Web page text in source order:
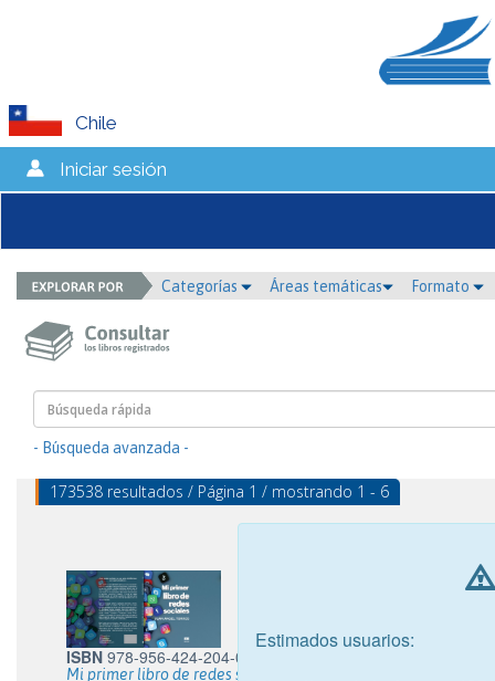
Chile
Iniciar sesión
Categorías Áreas temáticas Formato
- Búsqueda avanzada -
173538 resultados / Página 1 / mostrando 1 - 6
ISBN 978-956-424-204-0
Mi primer libro de redes sociales
Estimados usuarios: